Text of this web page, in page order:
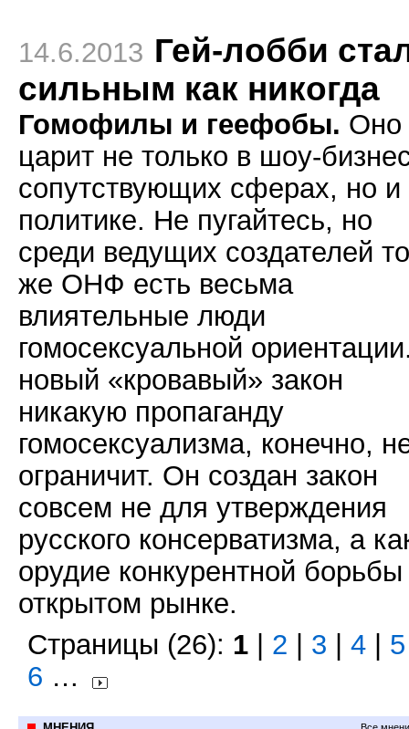
14.6.2013 Гей-лобби
сильным как никогда
Гомофилы и геефобы. Оно
царит не только в шоу-
сопутствующих сферах, но и
политике. Не пугайтесь, но
среди ведущих создателей
же ОНФ есть весьма
влиятельные люди
гомосексуальной
новый «кровавый» закон
никакую пропаганду
гомосексуализма, конечно,
ограничит. Он создан закон
совсем не для утверждения
русского консерватизма, а
орудие конкурентной
открытом рынке.
Страницы (26): 1 2 3 4 5
6 …